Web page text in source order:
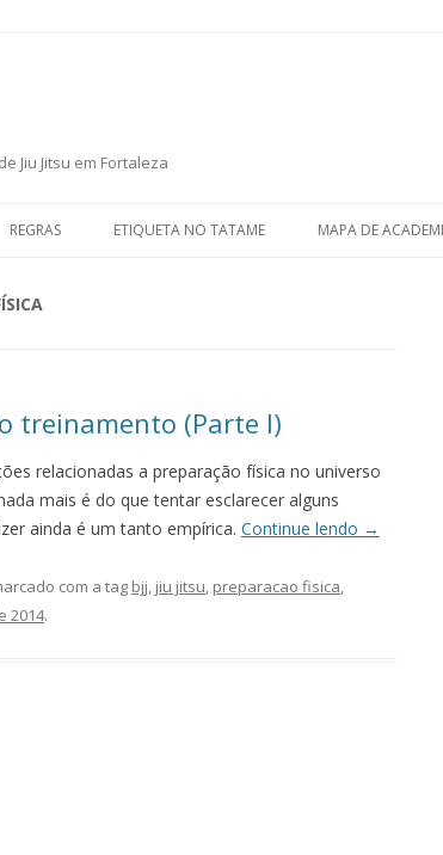
Jiu Jitsu em Fortaleza
REGRAS ETIQUETA NO TATAME MAPA DE
treinamento (Parte I)
relacionadas a preparação física no universo
mais é do que tentar esclarecer alguns
ainda é um tanto empírica. Continue lendo →
com a tag bjj, jiu jitsu, preparacao fisica,
2014.